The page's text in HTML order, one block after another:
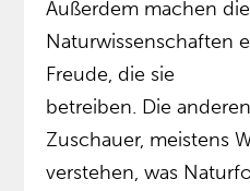
Außerdem machen die
Naturwissenschaften
Freude, die sie
betreiben. Die
Zuschauer, meistens
verstehen, was